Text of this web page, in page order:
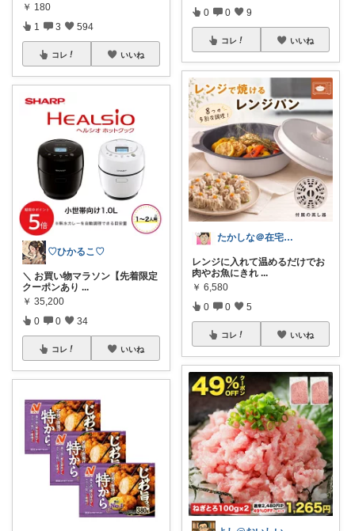
￥ 180
1 3 594
コレ いいね
♡ひかるこ♡
＼ お買い物マラソン【先着限定
クーポンあり ...
￥ 35,200
0 0 34
コレ いいね
0 0 9
コレ いいね
たかしな＠在宅ワーカー
レンジに入れて温めるだけでお
肉やお魚にきれ ...
￥ 6,580
0 0 5
コレ いいね